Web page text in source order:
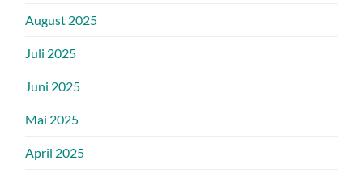
August 2025
Juli 2025
Juni 2025
Mai 2025
April 2025